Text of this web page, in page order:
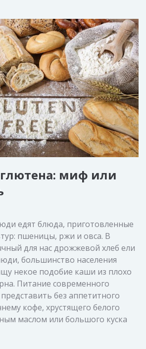
глютена: миф или
едят блюда, приготовленные
пшеницы, ржи и овса. В
для нас дрожжевой хлеб ели
большинство населения
некое подобие каши из плохо
Питание современного
без аппетитного
кофе, хрустящего белого
маслом или большого куска